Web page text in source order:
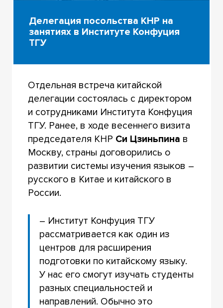
Делегация посольства КНР на
занятиях в Институте Конфуция
ТГУ
Отдельная встреча китайской
делегации состоялась с директором
и сотрудниками Института Конфуция
ТГУ. Ранее, в ходе весеннего визита
председателя КНР Си Цзиньпина в
Москву, страны договорились о
развитии системы изучения языков –
русского в Китае и китайского в
России.
– Институт Конфуция ТГУ
рассматривается как один из
центров для расширения
подготовки по китайскому языку.
У нас его смогут изучать студенты
разных специальностей и
направлений. Обычно это